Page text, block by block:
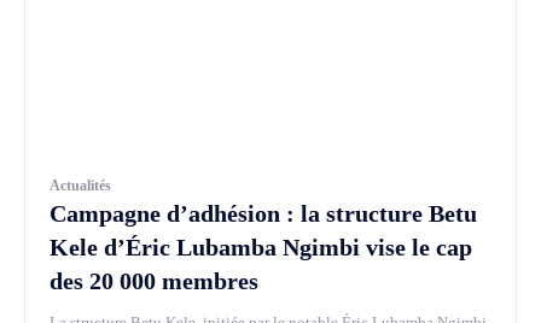
Actualités
Campagne d’adhésion : la structure Betu
Kele d’Éric Lubamba Ngimbi vise le cap
des 20 000 membres